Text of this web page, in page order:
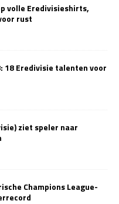
volle Eredivisieshirts,
rust
18 Eredivisie talenten voor
ziet speler naar
Champions League-